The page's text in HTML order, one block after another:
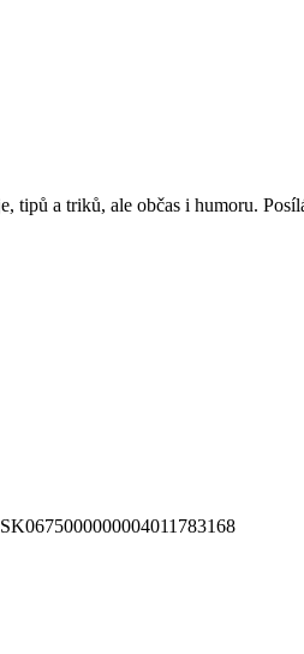
tipů a triků, ale občas i humoru.